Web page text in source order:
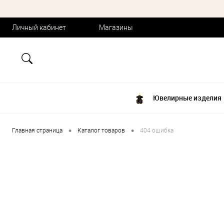
Личный кабинет Магазины
Ювелирные изделия
Главная страница • Каталог товаров • 404 ошибка